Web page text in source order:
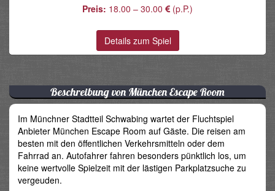
Preis: 18.00 – 30.00 (p.P.)
Details zum Spiel
Beschreibung von München Escape Room
Im Münchner Stadtteil Schwabing wartet der Fluchtspiel
Anbieter München Escape Room auf Gäste. Die reisen am
besten mit den öffentlichen Verkehrsmitteln oder dem
Fahrrad an. Autofahrer fahren besonders pünktlich los, um
keine wertvolle Spielzeit mit der lästigen Parkplatzsuche zu
vergeuden.